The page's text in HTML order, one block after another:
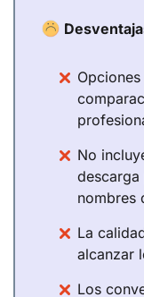
No
nombres
La
alcanzar
Los